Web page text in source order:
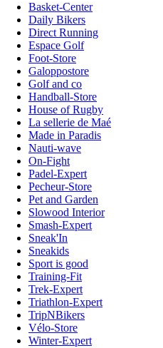
Basket-Center
Daily Bikers
Direct Running
Espace Golf
Foot-Store
Galoppostore
Golf and co
Handball-Store
House of Rugby
La sellerie de Maé
Made in Paradis
Nauti-wave
On-Fight
Padel-Expert
Pecheur-Store
Pet and Garden
Slowood Interior
Smash-Expert
Sneak'In
Sneakids
Sport is good
Training-Fit
Trek-Expert
Triathlon-Expert
TripNBikers
Vélo-Store
Winter-Expert